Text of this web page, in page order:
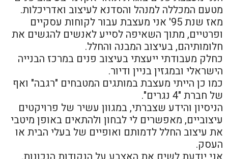
מטעם המכללה למנהל והסדנא לעיצוב ואדריכלות.
מאז שנת 95' אני מעצבת עבור לקוחות עסקיים
ופרטיים, מתוך השאיפה לסייע לאנשים להגשים את
חלומותיהם, בעיצוב המבנה והחלל.
כחלק מעבודתי ייעצתי בעיצוב פנים במרכז הבנייה
הישראלי ובמגזין בניין ודיור.
כמו כן הייתי מעצבת במותגים המטבחים "רגבה" ואף
של חברת "4 נגרים".
הניסיון והידע שצברתי, במגוון עשיר של פרויקטים
עיצוביים, מאפשרים לי לבחון ולהתאים באופן מיטבי
את עיצוב החלל לדמותם ואופיים של בעלי הבית או
העסק.